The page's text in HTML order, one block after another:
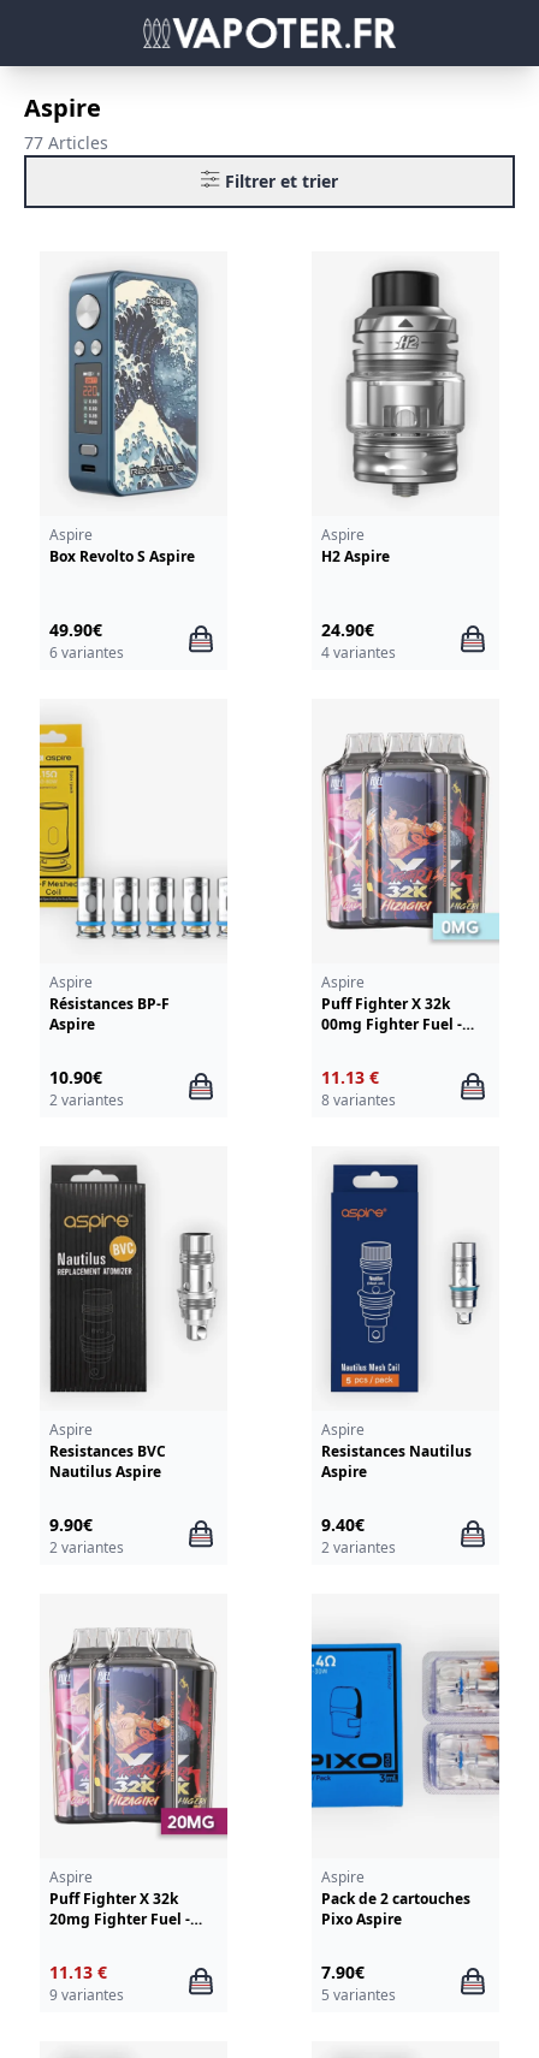
Aspire
77 Articles
Filtrer et trier
Aspire
Box Revolto S Aspire
49.90€
6 variantes
Aspire
H2 Aspire
24.90€
4 variantes
Aspire
Résistances BP-F
Aspire
10.90€
2 variantes
Aspire
Puff Fighter X 32k
00mg Fighter Fuel -
11.13 €
8 variantes
Aspire
Resistances BVC
Nautilus Aspire
9.90€
2 variantes
Aspire
Resistances Nautilus
Aspire
9.40€
2 variantes
Aspire
Puff Fighter X 32k
20mg Fighter Fuel -
11.13 €
9 variantes
Aspire
Pack de 2 cartouches
Pixo Aspire
7.90€
5 variantes